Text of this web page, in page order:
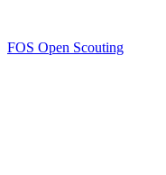
FOS Open Scouting